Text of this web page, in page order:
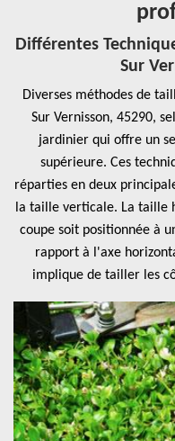
Différentes
Sur
Diverses méthodes de
Sur Vernisson, 45290,
jardinier qui offre un
supérieure. Ces
réparties en deux
la taille verticale. La taille
coupe soit positionnée à
rapport à l'axe
implique de tailler les